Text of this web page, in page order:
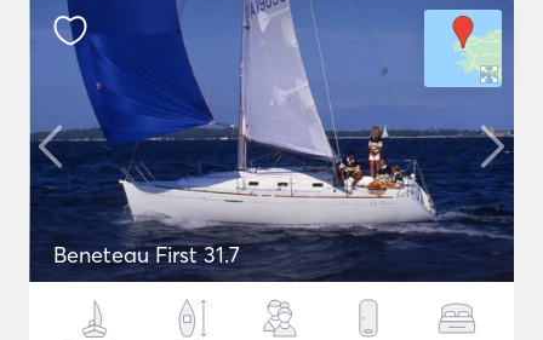
Beneteau First 31.7